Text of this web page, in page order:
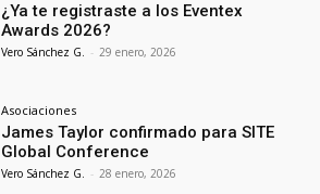
¿Ya te registraste a los Eventex
Awards 2026?
Vero Sánchez G. - 29 enero, 2026
Asociaciones
James Taylor confirmado para SITE
Global Conference
Vero Sánchez G. - 28 enero, 2026